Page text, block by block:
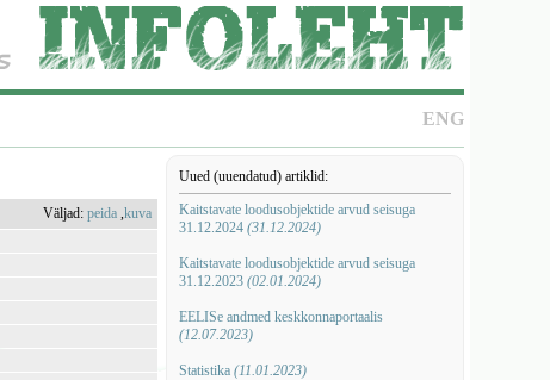
ENG
Uued (uuendatud) artiklid:
Kaitstavate loodusobjektide arvud seisuga
31.12.2024 (31.12.2024)
Kaitstavate loodusobjektide arvud seisuga
31.12.2023 (02.01.2024)
EELISe andmed keskkonnaportaalis
(12.07.2023)
Statistika (11.01.2023)
Väljad:peida ,kuva